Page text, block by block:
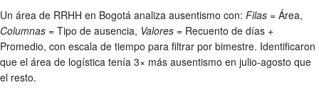
Un área de RRHH en Bogotá analiza ausentismo con: Filas = Área,
Columnas = Tipo de ausencia, Valores = Recuento de días +
Promedio, con escala de tiempo para filtrar por bimestre. Identificaron
que el área de logística tenía 3× más ausentismo en julio-agosto que
el resto.